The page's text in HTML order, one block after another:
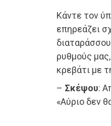
Κάντε τον
επηρεάζει
ρυθμούς
κρεβάτι με
– Σκέψου:
«Αύριο δεν